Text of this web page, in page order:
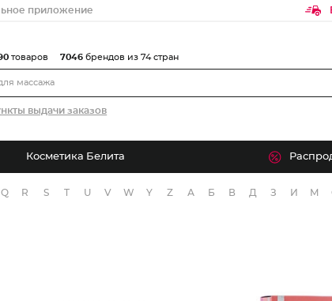
приложение
выдачи заказов
товаров 7046 брендов из 74 стран
Косметика Белита
Q R S T U V W Y Z А Б В Д З И М